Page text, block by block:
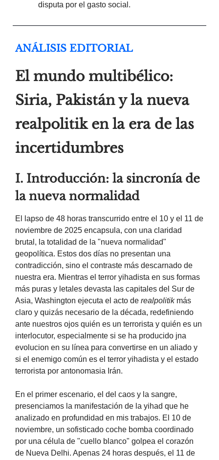
disputa por el gasto social.
ANÁLISIS EDITORIAL
El mundo multibélico:
Siria, Pakistán y la nueva
realpolitik en la era de las
incertidumbres
I. Introducción: la sincronía de
la nueva normalidad
El lapso de 48 horas transcurrido entre el 10 y el 11 de
noviembre de 2025 encapsula, con una claridad
brutal, la totalidad de la "nueva normalidad"
geopolítica. Estos dos días no presentan una
contradicción, sino el contraste más descarnado de
nuestra era. Mientras el terror yihadista en sus formas
más puras y letales devasta las capitales del Sur de
Asia, Washington ejecuta el acto de realpolitikmás
claro y quizás necesario de la década, redefiniendo
ante nuestros ojos quién es un terrorista y quién es un
interlocutor, especialmente si se ha producido jna
evolucion en su línea para convertirse en un aliado y
si el enemigo común es el terror yihadista y el estado
terrorista por antonomasia Irán.
En el primer escenario, el del caos y la sangre,
presenciamos la manifestación de la yihad que he
analizado en profundidad en mis trabajos. El 10 de
noviembre, un sofisticado coche bomba coordinado
por una célula de "cuello blanco" golpea el corazón
de Nueva Delhi. Apenas 24 horas después, el 11 de